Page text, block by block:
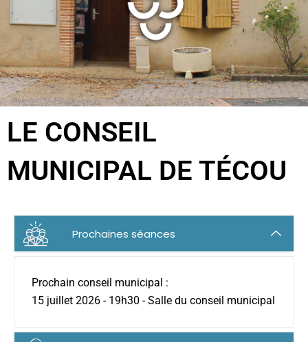
LE CONSEIL
MUNICIPAL DE TÉCOU
Prochaines séances
Prochain conseil municipal :
15 juillet 2026 - 19h30 - Salle du conseil municipal